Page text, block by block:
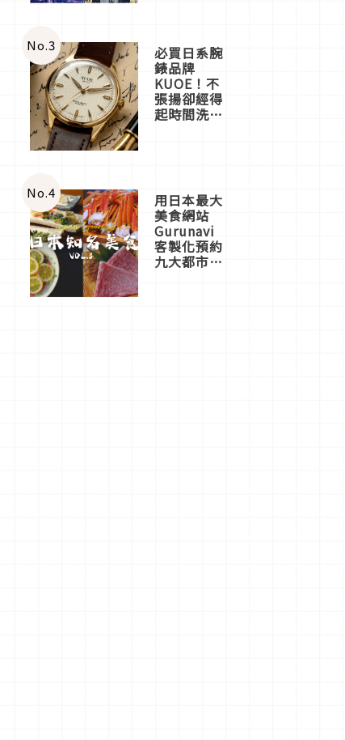
No.3 必買日系腕
錶品牌
KUOE！不
張揚卻經得
起時間洗鍊
No.4 用日本最大
美食網站
Gurunavi
客製化預約
九大都市餐